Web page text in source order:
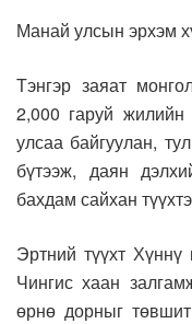
Манай улсын эрхэм
Тэнгэр заяат
2,000 гаруй
улсаа байгуулан,
бүтээж, даян
бахдам сайхан
Эртний түүхт Хүннү
Чингис хаан
өрнө дорныг